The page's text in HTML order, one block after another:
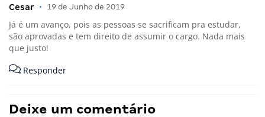
Cesar • 19 de Junho de 2019
Já é um avanço, pois as pessoas se sacrificam pra estudar,
são aprovadas e tem direito de assumir o cargo. Nada mais
que justo!
Responder
Deixe um comentário